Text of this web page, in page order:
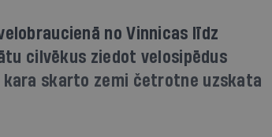
no Vinnicas līdz
cilvēkus ziedot velosipēdus
kara skarto zemi četrotne uzskata